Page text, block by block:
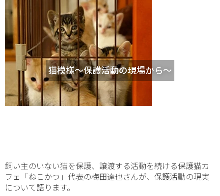
猫模様～保護活動の現場から～
飼い主のいない猫を保護、譲渡する活動を続ける保護猫カ
フェ「ねこかつ」代表の梅田達也さんが、保護活動の現実
について語ります。